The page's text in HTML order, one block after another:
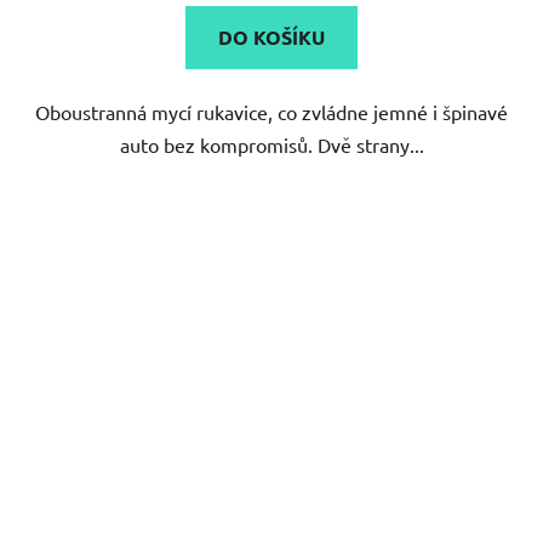
5,0
z
hvězdiček.
DO KOŠÍKU
Oboustranná mycí rukavice, co zvládne jemné i špinavé
auto bez kompromisů. Dvě strany...